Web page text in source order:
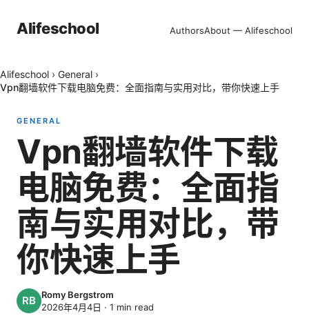
Alifeschool AuthorsAbout — Alifeschool
Alifeschool › General ›
Vpn翻墙软件下载电脑免费：全面指南与实用对比，带你快速上手
GENERAL
Vpn翻墙软件下载
电脑免费：全面指
南与实用对比，带
你快速上手
Romy Bergstrom
2026年4月4日 · 1 min read